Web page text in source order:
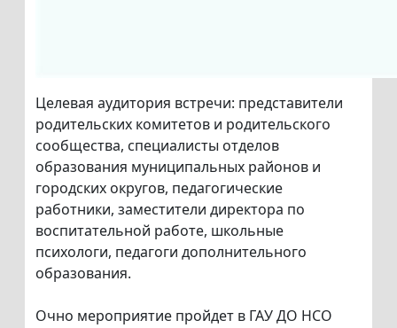
Целевая аудитория встречи: представители
родительских комитетов и родительского
сообщества, специалисты отделов
образования муниципальных районов и
городских округов, педагогические
работники, заместители директора по
воспитательной работе, школьные
психологи, педагоги дополнительного
образования.
Очно мероприятие пройдет в ГАУ ДО НСО